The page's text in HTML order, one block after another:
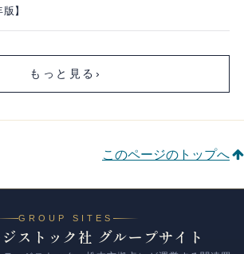
】
もっと見る ›
このページのトップへ
GROUP SITES
ストック社 グループサイト